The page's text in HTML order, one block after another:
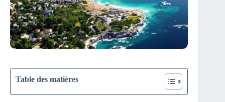
Table des matières